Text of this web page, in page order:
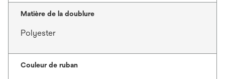
Matière de la doublure
Polyester
Couleur de ruban